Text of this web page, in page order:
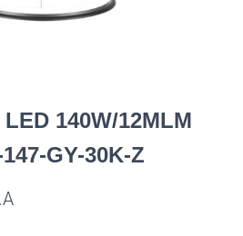
140W/12MLM
GY-30K-Z